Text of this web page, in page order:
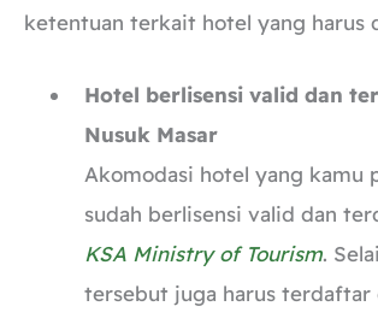
ketentuan terkait hotel yang harus
Hotel berlisensi valid dan
Nusuk Masar
Akomodasi hotel yang kamu
sudah berlisensi valid dan
KSA Ministry of Tourism.
tersebut juga harus